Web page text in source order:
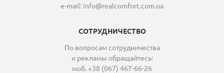
e-mail: info@realcomfort.com.ua
СОТРУДНИЧЕСТВО
По вопросам сотрудничества
и рекламы обращайтесь:
моб. +38 (067) 467-66-26